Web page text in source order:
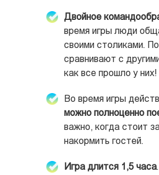
Двойное
время игры люди
своими столиками.
сравнивают с
как все прошло у них!
Во время игры
можно полноценно
важно, когда стоит
накормить гостей.
Игра длится 1,5 часа